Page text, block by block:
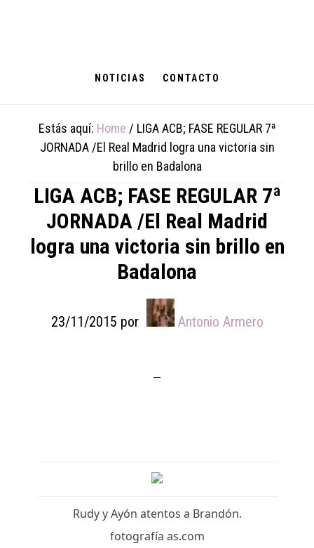
NOTICIAS CONTACTO
Estás aquí: Home / LIGA ACB; FASE REGULAR 7ª
JORNADA /El Real Madrid logra una victoria sin
brillo en Badalona
LIGA ACB; FASE REGULAR 7ª
JORNADA /El Real Madrid
logra una victoria sin brillo en
Badalona
23/11/2015 por Antonio Armero
Rudy y Ayón atentos a Brandón.
fotografía as.com